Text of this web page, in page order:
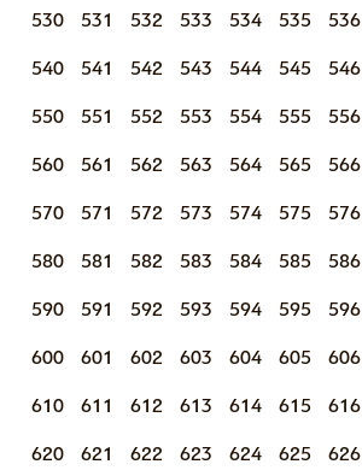
530 531 532 533 534 535 536
540 541 542 543 544 545 546
550 551 552 553 554 555 556
560 561 562 563 564 565 566
570 571 572 573 574 575 576
580 581 582 583 584 585 586
590 591 592 593 594 595 596
600 601 602 603 604 605 606
610 611 612 613 614 615 616
620 621 622 623 624 625 626